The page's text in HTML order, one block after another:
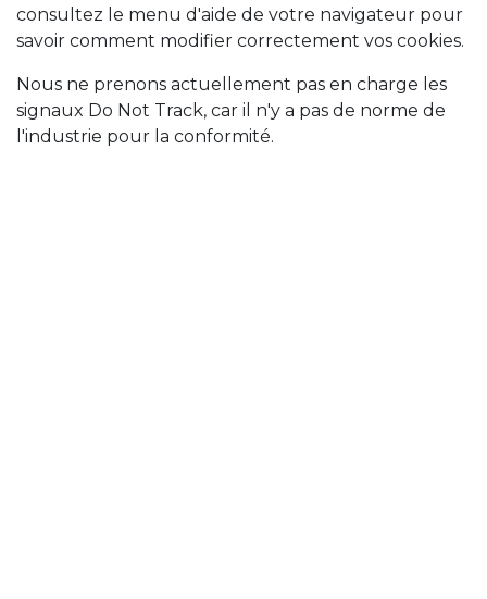
consultez le menu d'aide de votre navigateur pour
savoir comment modifier correctement vos cookies.
Nous ne prenons actuellement pas en charge les
signaux Do Not Track, car il n'y a pas de norme de
l'industrie pour la conformité.